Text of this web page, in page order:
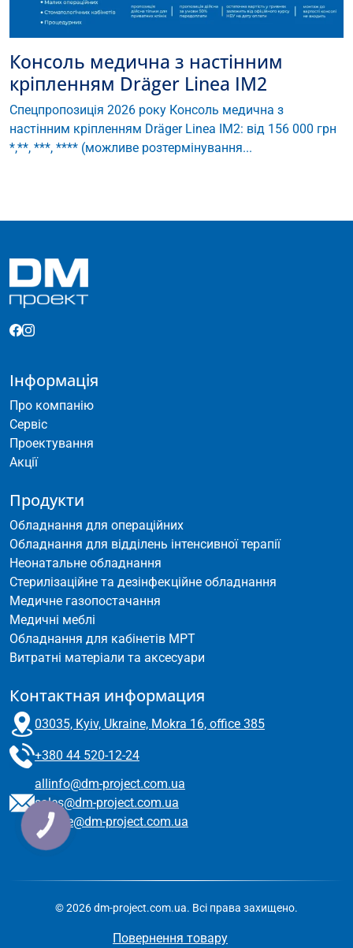
Консоль медична з настінним
кріпленням Dräger Linea IM2
Спецпропозиція 2026 року Консоль медична з
настінним кріпленням Dräger Linea IM2: від 156 000 грн
*,**, ***, **** (можливе розтермінування...
Інформація
Про компанію
Сервіс
Проектування
Акції
Продукти
Обладнання для операційних
Обладнання для відділень інтенсивної терапії
Неонатальне обладнання
Стерилізаційне та дезінфекційне обладнання
Медичне газопостачання
Медичні меблі
Обладнання для кабінетів МРТ
Витратні матеріали та аксесуари
Контактная информация
03035, Kyiv, Ukraine, Mokra 16, office 385
+380 44 520-12-24
allinfo@dm-project.com.ua
sales@dm-project.com.ua
service@dm-project.com.ua
© 2026 dm-project.com.ua. Всі права захищено.
Повернення товару
КНОПКА
ЗВ'ЯЗКУ